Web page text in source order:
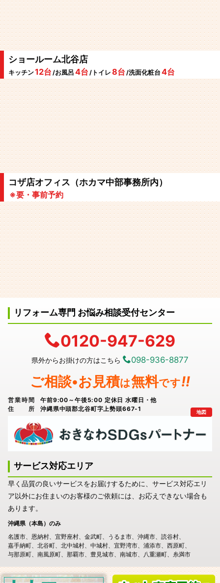
ショールーム北谷店
キッチン12台 /お風呂 4台 /トイレ 8台 /洗面化粧台 4台
コザ店オフィス（ホカマ中部事務所内）
※要・事前予約
リフォーム専門 お悩み相談受付センター
0120-947-629
県外からお掛けの方はこちら 098-936-8877
ご相談•お見積は無料です!!
営業時間
午前9:00～午後5:00 定休日 水曜日・他
住所
沖縄県中頭郡北谷町字上勢頭667-1 地図
サービス対応エリア
早く品質の良いサービスをお届けするために、サービス対応エリ
ア以外にお住まいのお客様のご依頼には、お応えできない場合も
あります。
沖縄県（本島）のみ
名護市
恩納村 宜野座村 金武町 うるま市 沖縄市
読谷村
嘉手納町
北谷町 北中城村 中城村 宜野湾市 浦添市
西原町
与那原町
南風原町 那覇市 豊見城市 南城市 八重瀬町 糸満市